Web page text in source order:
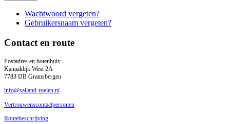
Wachtwoord vergeten?
Gebruikersnaam vergeten?
Contact en route
Postadres en botenhuis:
Kanaaldijk West 2A
7783 DB Gramsbergen
info@salland-roeien.nl
Vertrouwenscontactpersonen
Routebeschrijving